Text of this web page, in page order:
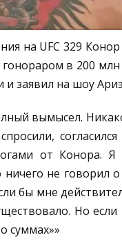
на UFC 329
в 200
и заявил на шоу
вымысел.
от Конора.
ничего не говорил
бы мне
Но
суммах»»